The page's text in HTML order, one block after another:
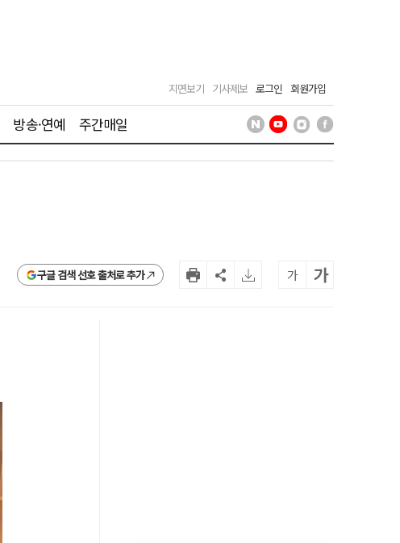
지면보기 기사제보 로그인 회원가입
방송·연예 주간매일
구글 검색 선호 출처로 추가 가 가